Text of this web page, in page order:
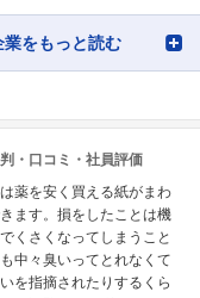
をもっと読む
・口コミ・社員評価
薬を安く買える紙がまわ
ます。損をしたことは機
くさくなってしまうこと
中々臭いってとれなくて
を指摘されたりするくら